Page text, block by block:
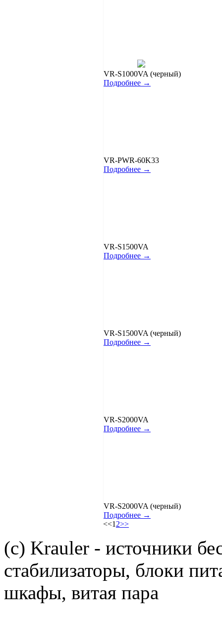
VR-S1000VA (черный)
Подробнее →
VR-PWR-60K33
Подробнее →
VR-S1500VA
Подробнее →
VR-S1500VA (черный)
Подробнее →
VR-S2000VA
Подробнее →
VR-S2000VA (черный)
Подробнее →
<<1 2>>
(c) Krauler - источники
стабилизаторы, блоки
шкафы, витая пара